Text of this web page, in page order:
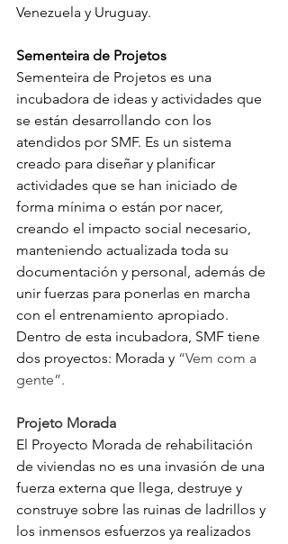
Venezuela y Uruguay.
Sementeira de Projetos
Sementeira de Projetos es una
incubadora de ideas y actividades que
se están desarrollando con los
atendidos por SMF. Es un sistema
creado para diseñar y planificar
actividades que se han iniciado de
forma mínima o están por nacer,
creando el impacto social necesario,
manteniendo actualizada toda su
documentación y personal, además de
unir fuerzas para ponerlas en marcha
con el entrenamiento apropiado.
Dentro de esta incubadora, SMF tiene
dos proyectos: Morada y “Vem com a
gente”.
Projeto Morada
El Proyecto Morada de rehabilitación
de viviendas no es una invasión de una
fuerza externa que llega, destruye y
construye sobre las ruinas de ladrillos y
los inmensos esfuerzos ya realizados